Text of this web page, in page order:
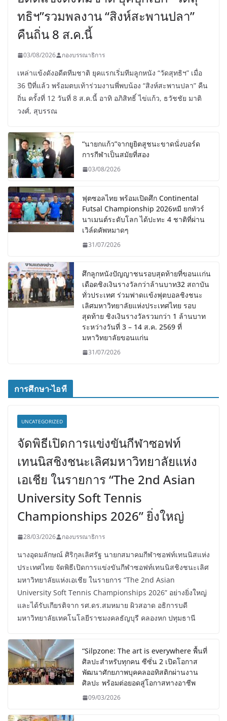
ทธิฯ”รวมพลงาน “สิงห์สะพานปลา”
คืนถิ่น 8 ส.ค.นี้
03/08/2026 กองบรรณาธิการ
เหล่าแข้งดังอดีตทีมชาติ ยุคแรกเริ่มทีมลูกหนัง “วัดสุทธิฯ” เมื่อ
36 ปีที่แล้ว พร้อมตบเท้าร่วมงานพี่พบน้อง “สิงห์สะพานปลา” คืน
ถิ่น ครั้งที่ 12 วันที่ 8 ส.ค.นี้ อาทิ อภิสิทธิ์ ไข่แก้ว, ธวัชชัย มาติ
วงศ์, สุบรรณ
“นายกแก้ว”จากยูยิตสูชนะขาดนั่งบอร์ด
การกีฬาเป็นสมัยที่สอง
03/08/2026
ฟุตซอลไทย พร้อมเปิดศึก Continental
Futsal Championship 2026หมี ยกทัวร์
นาเมนต์ระดับโลก ได้ปะทะ 4 ชาติที่ผ่าน
เวิล์ดคัพหมาดๆ
31/07/2026
ศึกลูกหนังปัญญาชนรอบสุดท้ายที่ขอนเเก่น
เดือดชิงเงินรางวัลกว่าล้านบาท32 สถาบัน
ทั่วประเทศ ร่วมฟาดเเข้งฟุตบอลชิงชนะ
เลิศมหาวิทยาลัยแห่งประเทศไทย รอบ
สุดท้าย ชิงเงินรางวัลรวมกว่า 1 ล้านบาท
ระหว่างวันที่ 3 – 14 ส.ค. 2569 ที่
มหาวิทยาลัยขอนแก่น
31/07/2026
การศึกษา-ไอที
UNCATEGORIZED
จัดพิธีเปิดการแข่งขันกีฬาซอฟท์
เทนนิสชิงชนะเลิศมหาวิทยาลัยแห่ง
เอเชีย ในรายการ “The 2nd Asian
University Soft Tennis
Championships 2026” ยิ่งใหญ่
28/03/2026 กองบรรณาธิการ
นางอุดมลักษณ์ ศิริกุลเลิศรัฐ นายกสมาคมกีฬาซอฟท์เทนนิสแห่ง
ประเทศไทย จัดพิธีเปิดการแข่งขันกีฬาซอฟท์เทนนิสชิงชนะเลิศ
มหาวิทยาลัยแห่งเอเชีย ในรายการ “The 2nd Asian
University Soft Tennis Championships 2026” อย่างยิ่งใหญ่
และได้รับเกียรติจาก รศ.ดร.สมหมาย ผิวสอาด อธิการบดี
มหาวิทยาลัยเทคโนโลยีราชมงคลธัญบุรี คลองหก ปทุมธานี
“Silpzone: The art is everywhere พื้นที่
ศิลปะสำหรับทุกคน ซีซั่น 2 เปิดโอกาส
พัฒนาศักยภาพบุคคลออทิสติกผ่านงาน
ศิลปะ พร้อมต่อยอดสู่โอกาสทางอาชีพ
09/03/2026